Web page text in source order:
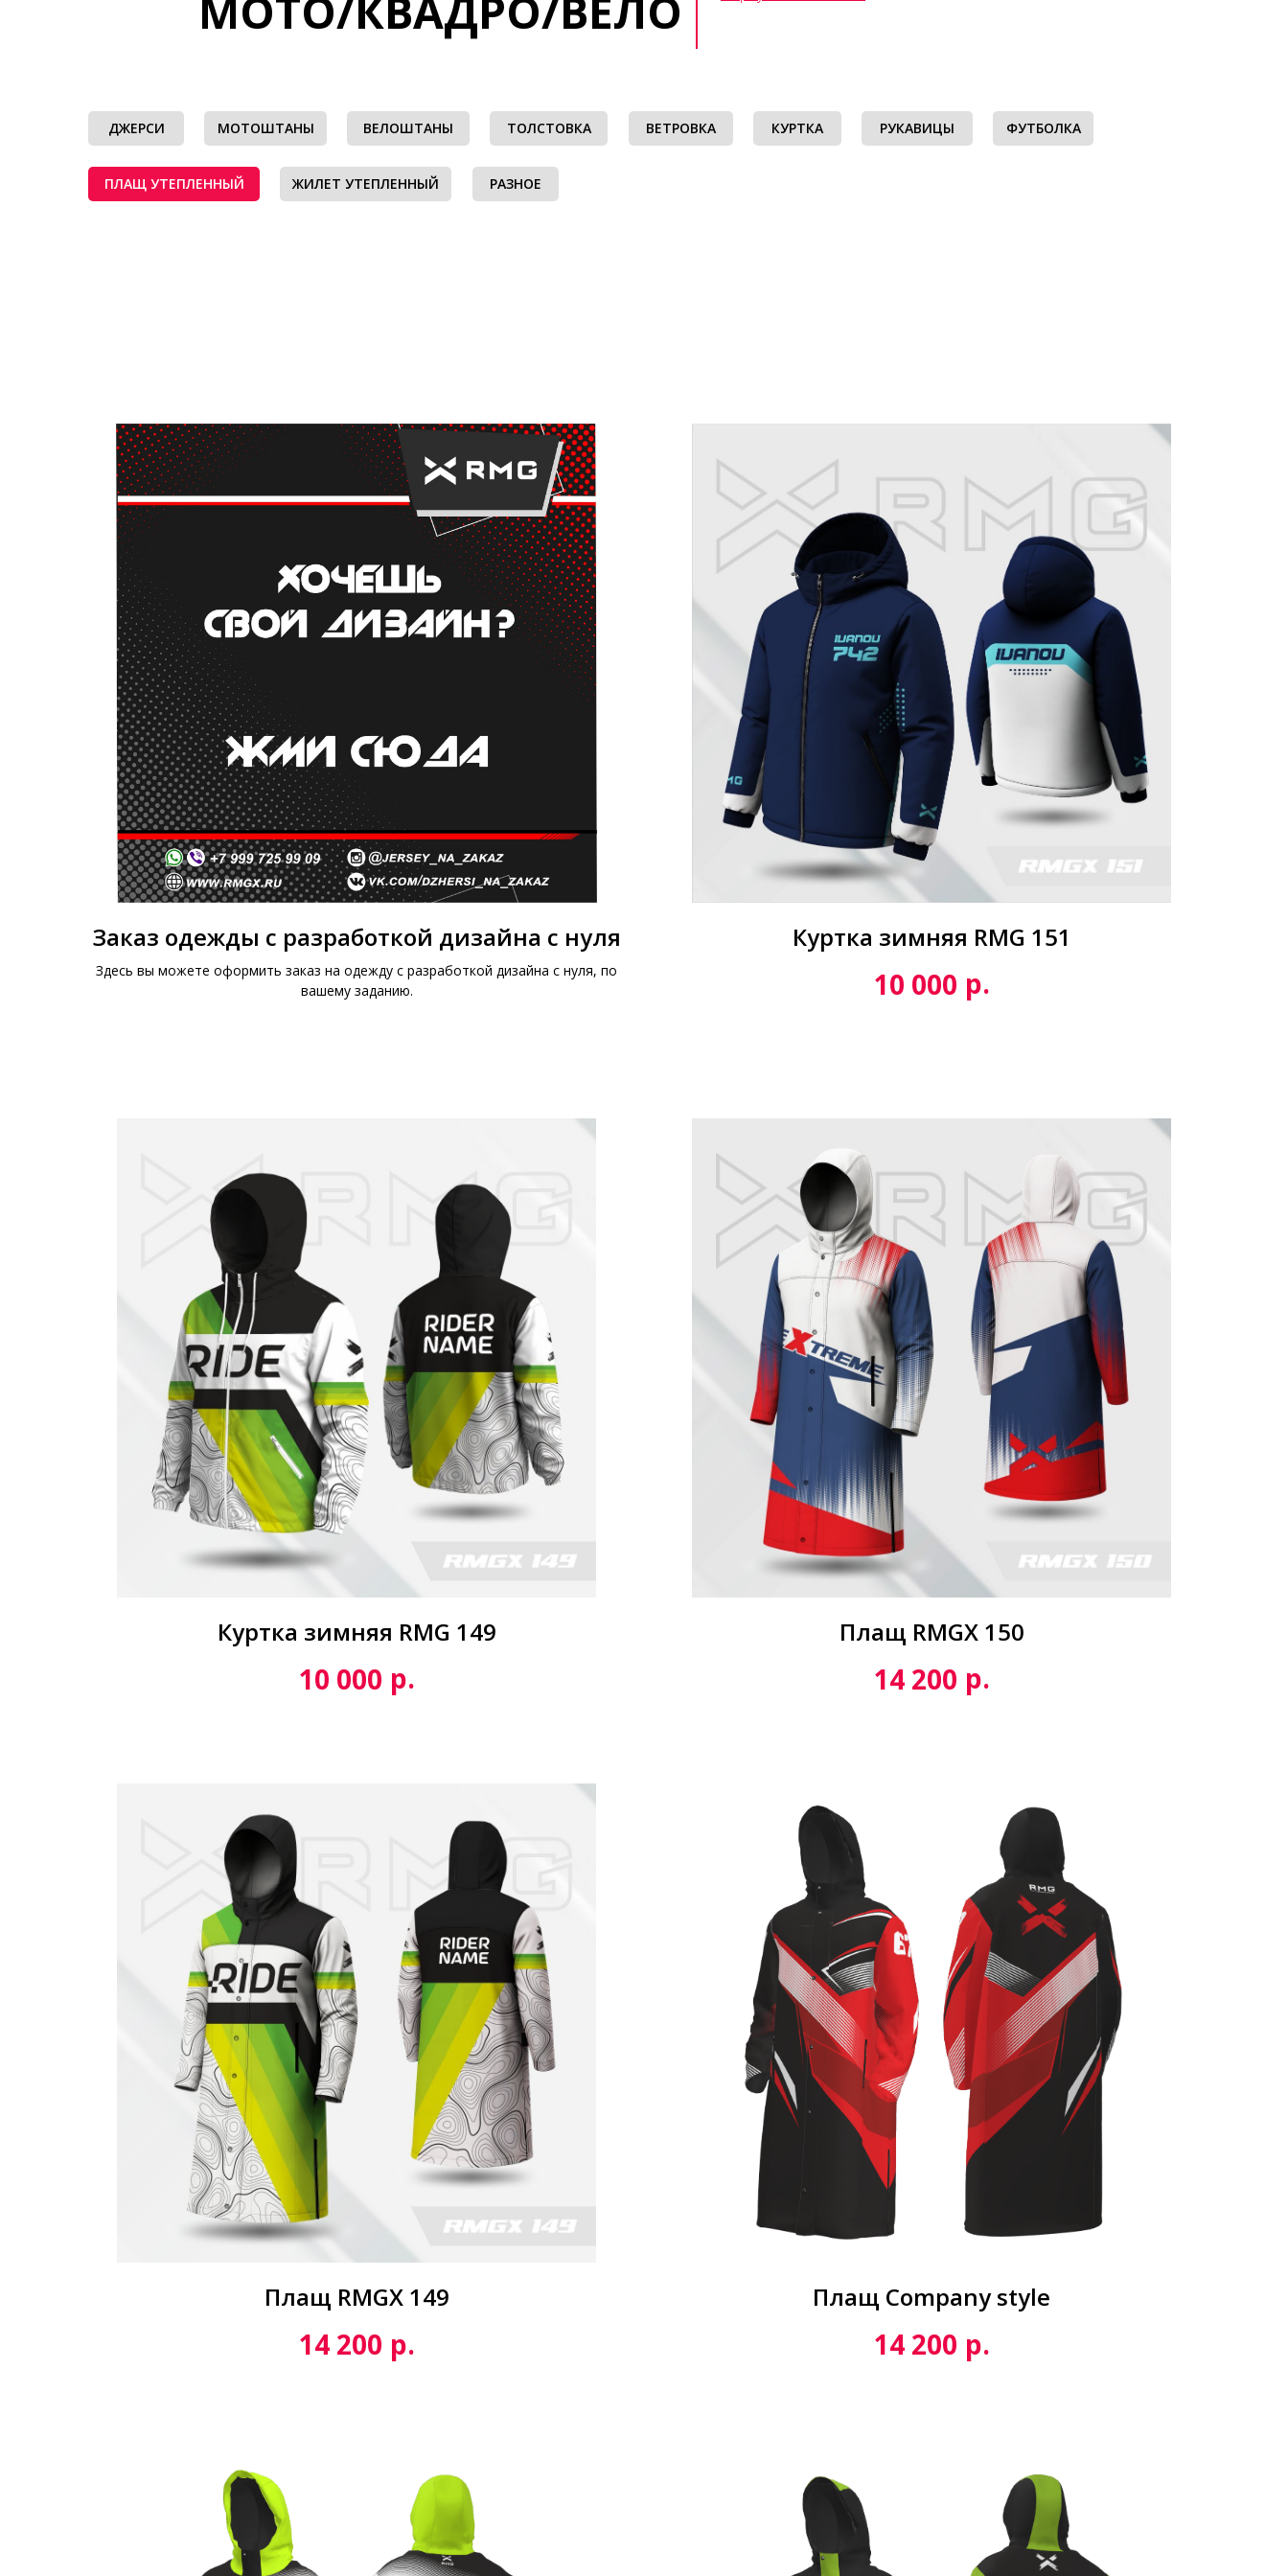
ДЖЕРСИ МОТОШТАНЫ ВЕЛОШТАНЫ ТОЛСТОВКА ВЕТРОВКА КУРТКА РУКАВИЦЫ ФУТБОЛКА
ПЛАЩ УТЕПЛЕННЫЙ ЖИЛЕТ УТЕПЛЕННЫЙ РАЗНОЕ
Заказ одежды с разработкой дизайна с нуля
Здесь вы можете оформить заказ на одежду с разработкой дизайна с нуля, по
вашему заданию.
Куртка зимняя RMG 151
10 000 р.
Куртка зимняя RMG 149
10 000 р.
Плащ RMGX 150
14 200 р.
Плащ RMGX 149
14 200 р.
Плащ Сompany style
14 200 р.